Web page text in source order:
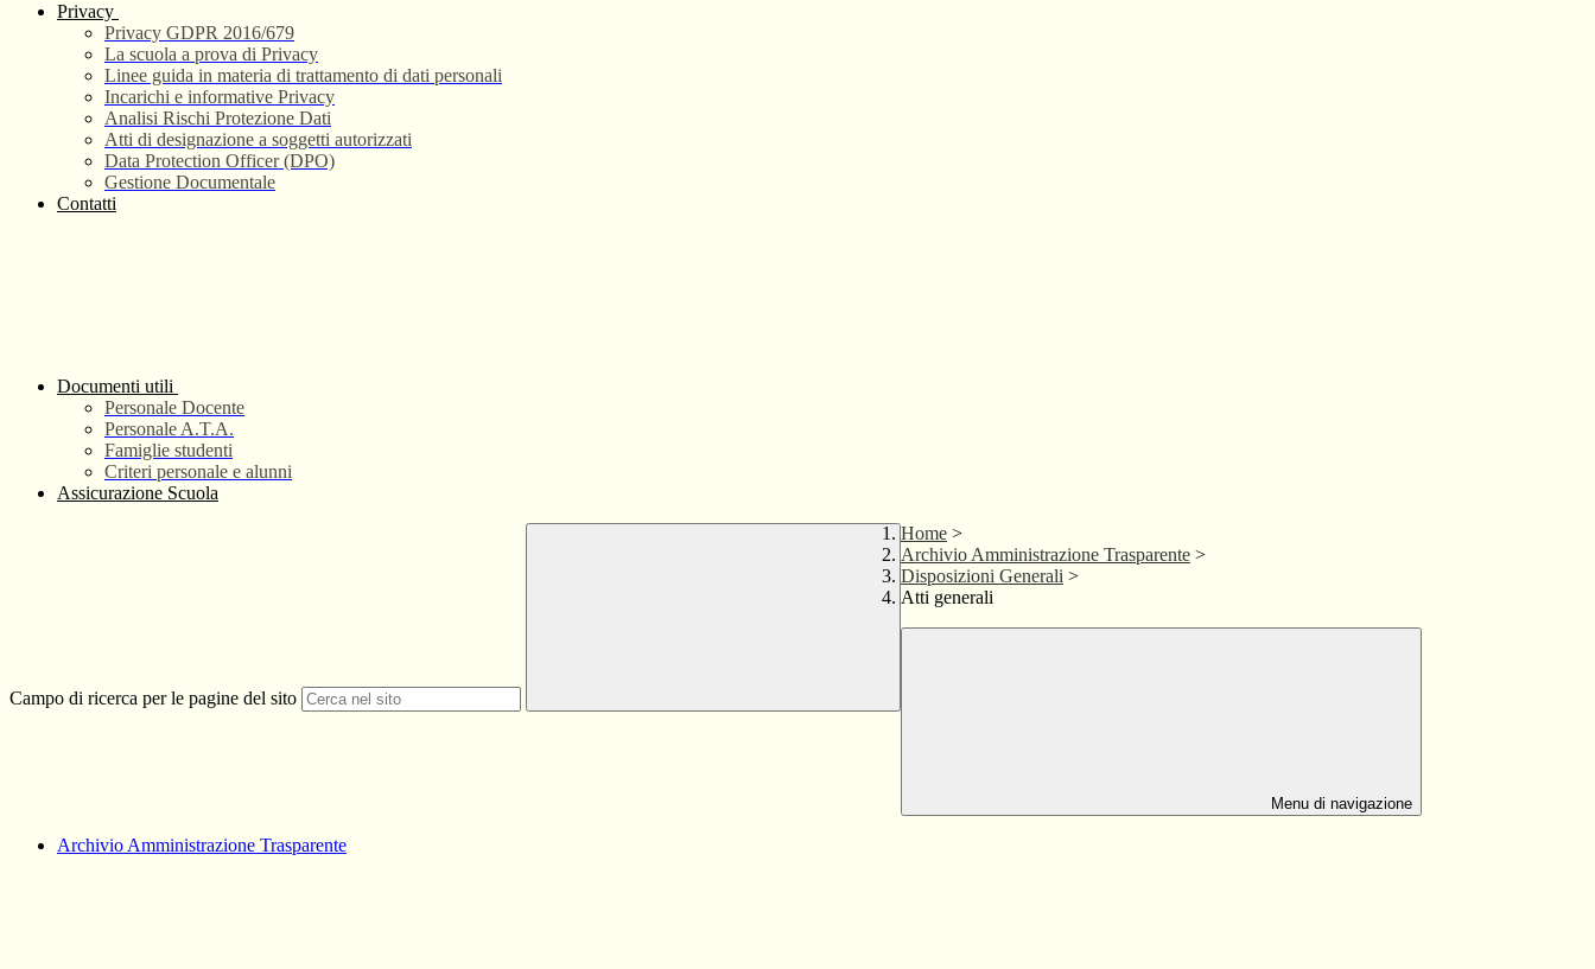
Privacy
Privacy GDPR 2016/679
La scuola a prova di Privacy
Linee guida in materia di trattamento di dati personali
Incarichi e informative Privacy
Analisi Rischi Protezione Dati
Atti di designazione a soggetti autorizzati
Data Protection Officer (DPO)
Gestione Documentale
Contatti
Documenti utili
Personale Docente
Personale A.T.A.
Famiglie studenti
Criteri personale e alunni
Assicurazione Scuola
Campo di ricerca per le pagine del sito
Home >
Archivio Amministrazione Trasparente >
Disposizioni Generali >
Atti generali
Menu di navigazione
Archivio Amministrazione Trasparente